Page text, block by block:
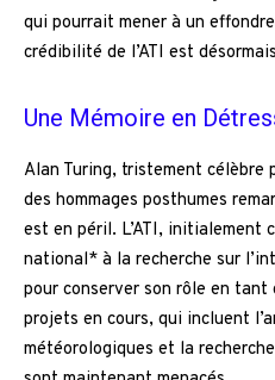
qui pourrait mener à un
crédibilité de l’ATI est
Une Mémoire en
Alan Turing, tristement célèbre
des hommages posthumes
est en péril. L’ATI, initialement
national* à la recherche sur
pour conserver son rôle en
projets en cours, qui incluent
météorologiques et la